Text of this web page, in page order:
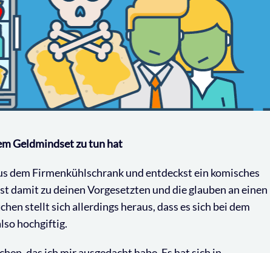
Geldmindset zu tun hat
dem Firmenkühlschrank und entdeckst ein komisches
damit zu deinen Vorgesetzten und die glauben an einen
stellt sich allerdings heraus, dass es sich bei dem
hochgiftig.